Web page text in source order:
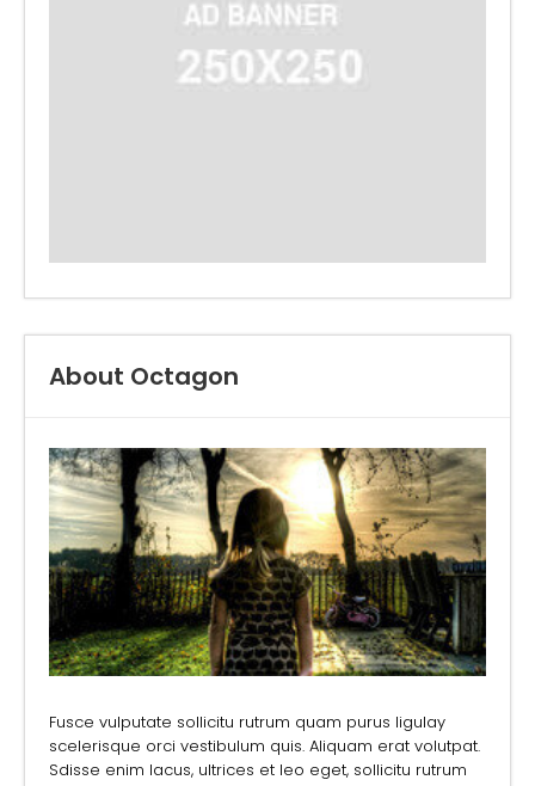
About Octagon
Fusce vulputate sollicitu rutrum quam purus ligulay
scelerisque orci vestibulum quis. Aliquam erat volutpat.
Sdisse enim lacus, ultrices et leo eget, sollicitu rutrum